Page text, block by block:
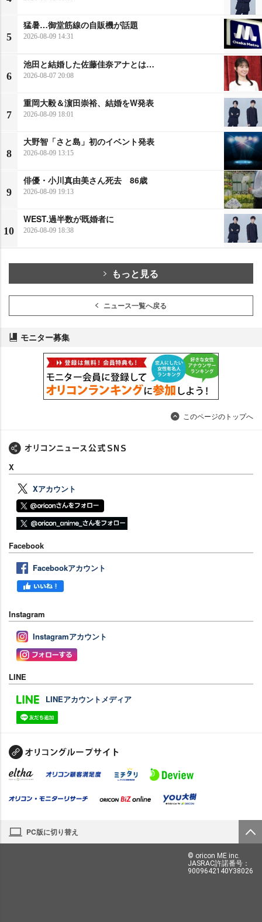
5
猛暑…御堂筋線の自販機が話題
2026-08-09 14:31
6
池田と結婚した佐藤佳奈アナとは…
2026-08-07 20:08
7
重岡大毅＆濵田崇裕、結婚をW発表
2026-08-09 18:01
8
大野智「さと島」初のイベント発表
2026-08-09 13:15
9
俳優・小川真由美さん死去 86歳
2026-08-09 19:13
10
WEST.過半数が既婚者に
2026-08-09 18:38
もっと見る
ニュース一覧へ戻る
モニター募集
このページのトップへ
X
Xアカウント
Facebook
Facebookアカウント
Instagram
Instagramアカウント
LINE
LINEアカウントメディア
PC版に切り替え
© oricon ME inc.
JASRAC許諾番号：
9009642140Y38026